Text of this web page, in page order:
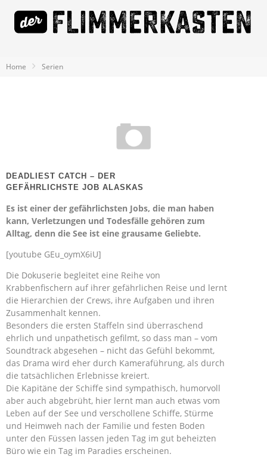
Home Serien
DEADLIEST CATCH – DER
GEFÄHRLICHSTE JOB ALASKAS
Es ist einer der gefährlichsten Jobs, die man haben
kann, Verletzungen und Todesfälle gehören zum
Alltag, denn die See ist eine grausame Geliebte.
[youtube GEu_oymX6iU]
Die Dokuserie begleitet eine Reihe von
Krabbenfischern auf ihrer gefährlichen Reise und lernt
die Hierarchien der Crews, ihre Aufgaben und ihren
Zusammenhalt kennen.
Besonders die ersten Staffeln sind überraschend
ehrlich und unpathetisch gefilmt, so dass man – vom
Soundtrack abgesehen – nicht das Gefühl bekommt,
das Drama wird eher durch Kameraführung, als durch
die tatsächlichen Erlebnisse kreiert.
Die Kapitäne der Schiffe sind sympathisch, humorvoll
aber auch abgebrüht, hier lernt man auch etwas vom
Leben auf der See und verschollene Schiffe, Stürme
und Heimweh nach der Familie und festen Boden
unter den Füssen lassen jeden Tag im gut beheizten
Büro wie ein Tag im Paradies erscheinen.